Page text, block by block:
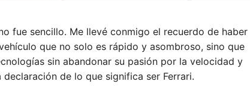
fue sencillo. Me llevé conmigo el recuerdo de haber
que no solo es rápido y asombroso, sino que
sin abandonar su pasión por la velocidad y
de lo que significa ser Ferrari.